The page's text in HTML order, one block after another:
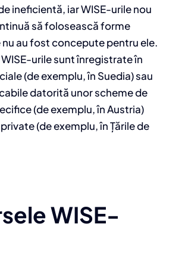
ineficientă, iar WISE-urile nou
să folosească forme
nu au fost concepute pentru ele.
urile sunt înregistrate în
(de exemplu, în Suedia) sau
datorită unor scheme de
(de exemplu, în Austria)
(de exemplu, în Țările de
WISE-